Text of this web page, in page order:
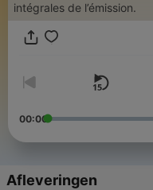
intégrales de l’émission.
00:00
Afleveringen